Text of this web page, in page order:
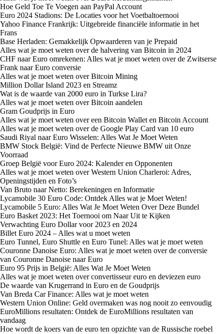
Hoe Geld Toe Te Voegen aan PayPal Account
Euro 2024 Stadions: De Locaties voor het Voetbaltoernooi
Yahoo Finance Frankrijk: Uitgebreide financiële informatie in het
Frans
Base Herladen: Gemakkelijk Opwaarderen van je Prepaid
Alles wat je moet weten over de halvering van Bitcoin in 2024
CHF naar Euro omrekenen: Alles wat je moet weten over de Zwitserse
Frank naar Euro conversie
Alles wat je moet weten over Bitcoin Mining
Million Dollar Island 2023 en Streamz
Wat is de waarde van 2000 euro in Turkse Lira?
Alles wat je moet weten over Bitcoin aandelen
Gram Goudprijs in Euro
Alles wat je moet weten over een Bitcoin Wallet en Bitcoin Account
Alles wat je moet weten over de Google Play Card van 10 euro
Saudi Riyal naar Euro Wisselen: Alles Wat Je Moet Weten
BMW Stock België: Vind de Perfecte Nieuwe BMW uit Onze
Voorraad
Groep België voor Euro 2024: Kalender en Opponenten
Alles wat je moet weten over Western Union Charleroi: Adres,
Openingstijden en Foto’s
Van Bruto naar Netto: Berekeningen en Informatie
Lycamobile 30 Euro Code: Ontdek Alles wat je Moet Weten!
Lycamobile 5 Euro: Alles Wat Je Moet Weten Over Deze Bundel
Euro Basket 2023: Het Toernooi om Naar Uit te Kijken
Verwachting Euro Dollar voor 2023 en 2024
Billet Euro 2024 – Alles wat u moet weten
Euro Tunnel, Euro Shuttle en Euro Tunel: Alles wat je moet weten
Couronne Danoise Euro: Alles wat je moet weten over de conversie
van Couronne Danoise naar Euro
Euro 95 Prijs in België: Alles Wat Je Moet Weten
Alles wat je moet weten over convertisseur euro en deviezen euro
De waarde van Krugerrand in Euro en de Goudprijs
Van Breda Car Finance: Alles wat je moet weten
Western Union Online: Geld overmaken was nog nooit zo eenvoudig
EuroMillions resultaten: Ontdek de EuroMillions resultaten van
vandaag
Hoe wordt de koers van de euro ten opzichte van de Russische roebel